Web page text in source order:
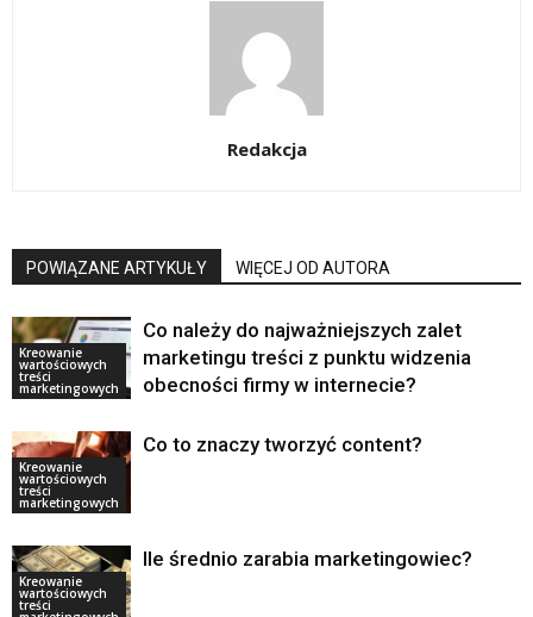
Redakcja
POWIĄZANE ARTYKUŁY WIĘCEJ OD AUTORA
Kreowanie
wartościowych
treści
marketingowych
Co należy do najważniejszych zalet
marketingu treści z punktu widzenia
obecności firmy w internecie?
Kreowanie
wartościowych
treści
marketingowych
Co to znaczy tworzyć content?
Kreowanie
wartościowych
treści
Ile średnio zarabia marketingowiec?